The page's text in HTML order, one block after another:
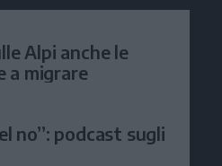
Alpi anche le
migrare
no”: podcast sugli